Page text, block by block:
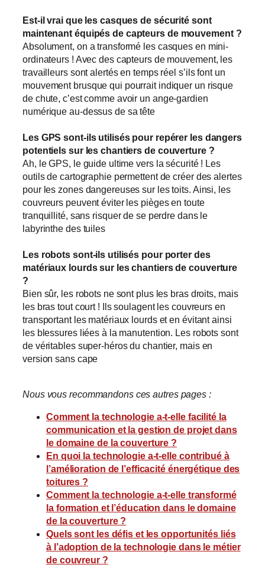
Est-il vrai que les casques de sécurité sont
maintenant équipés de capteurs de mouvement ?
Absolument, on a transformé les casques en mini-
ordinateurs ! Avec des capteurs de mouvement, les
travailleurs sont alertés en temps réel s’ils font un
mouvement brusque qui pourrait indiquer un risque
de chute, c’est comme avoir un ange-gardien
numérique au-dessus de sa tête
Les GPS sont-ils utilisés pour repérer les dangers
potentiels sur les chantiers de couverture ?
Ah, le GPS, le guide ultime vers la sécurité ! Les
outils de cartographie permettent de créer des alertes
pour les zones dangereuses sur les toits. Ainsi, les
couvreurs peuvent éviter les pièges en toute
tranquillité, sans risquer de se perdre dans le
labyrinthe des tuiles
Les robots sont-ils utilisés pour porter des
matériaux lourds sur les chantiers de couverture
?
Bien sûr, les robots ne sont plus les bras droits, mais
les bras tout court ! Ils soulagent les couvreurs en
transportant les matériaux lourds et en évitant ainsi
les blessures liées à la manutention. Les robots sont
de véritables super-héros du chantier, mais en
version sans cape
Nous vous recommandons ces autres pages :
Comment la technologie a-t-elle facilité la
communication et la gestion de projet dans
le domaine de la couverture ?
En quoi la technologie a-t-elle contribué à
l’amélioration de l’efficacité énergétique des
toitures ?
Comment la technologie a-t-elle transformé
la formation et l’éducation dans le domaine
de la couverture ?
Quels sont les défis et les opportunités liés
à l’adoption de la technologie dans le métier
de couvreur ?